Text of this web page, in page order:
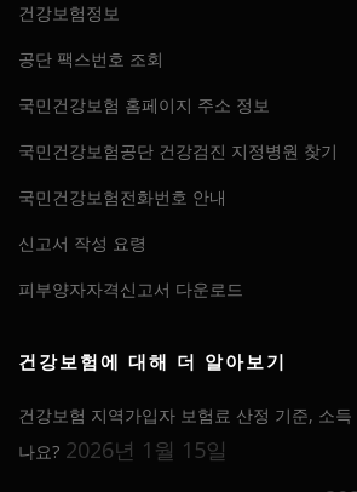
건강보험정보
공단 팩스번호 조회
국민건강보험 홈페이지 주소 정보
국민건강보험공단 건강검진 지정병원 찾기
국민건강보험전화번호 안내
신고서 작성 요령
피부양자자격신고서 다운로드
건강보험에 대해 더 알아보기
건강보험 지역가입자 보험료 산정 기준, 소
나요? 2026년 1월 15일